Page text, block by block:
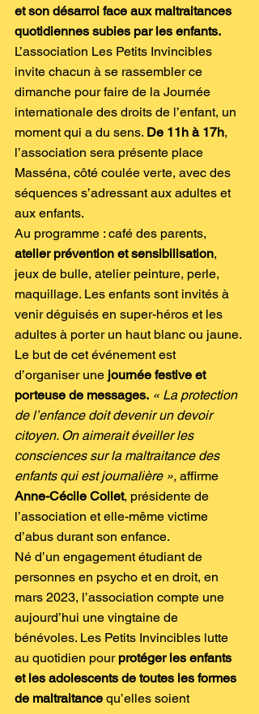
et son désarroi face aux maltraitances
quotidiennes subies par les enfants.
L’association Les Petits Invincibles
invite chacun à se rassembler ce
dimanche pour faire de la Journée
internationale des droits de l’enfant, un
moment qui a du sens. De 11h à 17h,
l’association sera présente place
Masséna, côté coulée verte, avec des
séquences s’adressant aux adultes et
aux enfants.
Au programme : café des parents,
atelier prévention et sensibilisation,
jeux de bulle, atelier peinture, perle,
maquillage. Les enfants sont invités à
venir déguisés en super-héros et les
adultes à porter un haut blanc ou jaune.
Le but de cet événement est
d’organiser une journée festive et
porteuse de messages. « La protection
de l’enfance doit devenir un devoir
citoyen. On aimerait éveiller les
consciences sur la maltraitance des
enfants qui est journalière », affirme
Anne-Cécile Collet, présidente de
l’association et elle-même victime
d’abus durant son enfance.
Né d’un engagement étudiant de
personnes en psycho et en droit, en
mars 2023, l’association compte une
aujourd’hui une vingtaine de
bénévoles. Les Petits Invincibles lutte
au quotidien pour protéger les enfants
et les adolescents de toutes les formes
de maltraitance qu’elles soient